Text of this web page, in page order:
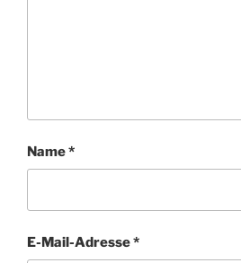
Name*
E-Mail-Adresse*